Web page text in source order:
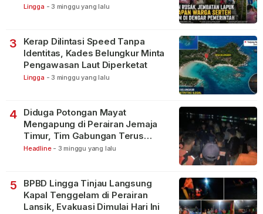
Lingga - 3 minggu yang lalu
3
Kerap Dilintasi Speed Tanpa
Identitas, Kades Belungkur Minta
Pengawasan Laut Diperketat
Lingga - 3 minggu yang lalu
4
Diduga Potongan Mayat
Mengapung di Perairan Jemaja
Timur, Tim Gabungan Terus
Lakukan Pencarian
Headline - 3 minggu yang lalu
5
BPBD Lingga Tinjau Langsung
Kapal Tenggelam di Perairan
Lansik, Evakuasi Dimulai Hari Ini